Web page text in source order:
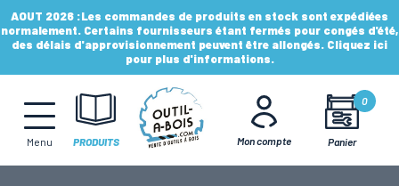
AOUT 2026 :Les commandes de produits en stock sont expédiées
normalement. Certains fournisseurs étant fermés pour congés d'été,
des délais d'approvisionnement peuvent être allongés. Cliquez ici
pour plus d'informations.
Menu PRODUITS Mon compte Panier
0
MÈCHES, FRAISES & FORETS
LAMES & DISQUES